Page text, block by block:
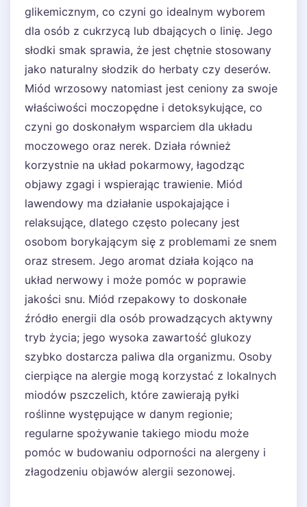
glikemicznym, co czyni go idealnym wyborem
dla osób z cukrzycą lub dbających o linię. Jego
słodki smak sprawia, że jest chętnie stosowany
jako naturalny słodzik do herbaty czy deserów.
Miód wrzosowy natomiast jest ceniony za swoje
właściwości moczopędne i detoksykujące, co
czyni go doskonałym wsparciem dla układu
moczowego oraz nerek. Działa również
korzystnie na układ pokarmowy, łagodząc
objawy zgagi i wspierając trawienie. Miód
lawendowy ma działanie uspokajające i
relaksujące, dlatego często polecany jest
osobom borykającym się z problemami ze snem
oraz stresem. Jego aromat działa kojąco na
układ nerwowy i może pomóc w poprawie
jakości snu. Miód rzepakowy to doskonałe
źródło energii dla osób prowadzących aktywny
tryb życia; jego wysoka zawartość glukozy
szybko dostarcza paliwa dla organizmu. Osoby
cierpiące na alergie mogą korzystać z lokalnych
miodów pszczelich, które zawierają pyłki
roślinne występujące w danym regionie;
regularne spożywanie takiego miodu może
pomóc w budowaniu odporności na alergeny i
złagodzeniu objawów alergii sezonowej.